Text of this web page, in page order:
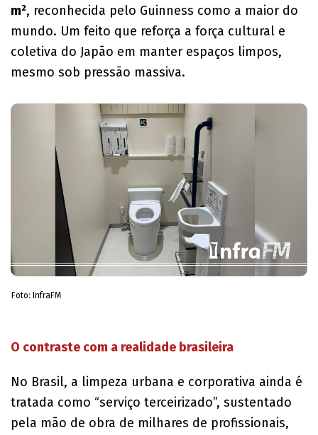
m², reconhecida pelo Guinness como a maior do
mundo. Um feito que reforça a força cultural e
coletiva do Japão em manter espaços limpos,
mesmo sob pressão massiva.
Foto: InfraFM
O contraste com a realidade brasileira
No Brasil, a limpeza urbana e corporativa ainda é
tratada como “serviço terceirizado”, sustentado
pela mão de obra de milhares de profissionais,